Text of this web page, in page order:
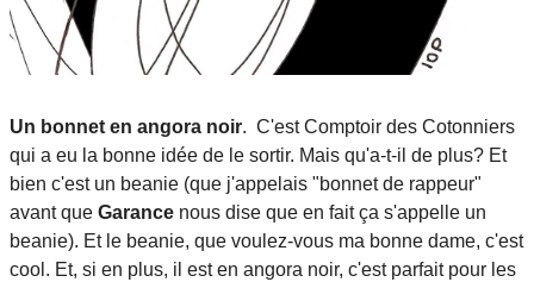
Un bonnet en angora noir. C'est Comptoir des Cotonniers
qui a eu la bonne idée de le sortir. Mais qu'a-t-il de plus? Et
bien c'est un beanie (que j'appelais "bonnet de rappeur"
avant que Garance nous dise que en fait ça s'appelle un
beanie). Et le beanie, que voulez-vous ma bonne dame, c'est
cool. Et, si en plus, il est en angora noir, c'est parfait pour les